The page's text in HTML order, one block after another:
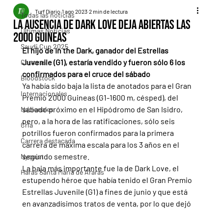
Todas las noticias
Últimas Noticias
Saudi Cup 2025
Carreras
Bloodstock
Internacionales
Nacionales
Cria
Carrera destacada
Nyquist
Haras Santa Maria de Araras
La ausencia de Dark Love deja abiertas las
2000 Guineas
Turf Diario 1 ago 2023 2 min de lectura
El hijo de In the Dark, ganador del Estrellas
Juvenile (G1), estaría vendido y fueron sólo 6 los
confirmados para el cruce del sábado
Ya había sido baja la lista de anotados para el Gran
Premio 2000 Guineas (G1-1600 m, césped), del
sábado próximo en el Hipódromo de San Isidro,
pero, a la hora de las ratificaciones, sólo seis
potrillos fueron confirmados para la primera
carrera de máxima escala para los 3 años en el
segundo semestre.
La baja más importante fue la de Dark Love, el
estupendo héroe que había tenido el Gran Premio
Estrellas Juvenile (G1) a fines de junio y que está
en avanzadísimos tratos de venta, por lo que dejó